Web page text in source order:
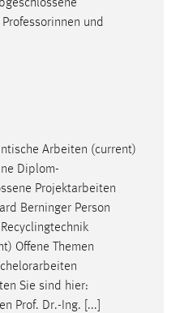
und
Arbeiten (current)
Diplom-
Projektarbeiten
Berninger Person
Offene Themen
Sie sind hier:
Prof. Dr.-Ing. [...]